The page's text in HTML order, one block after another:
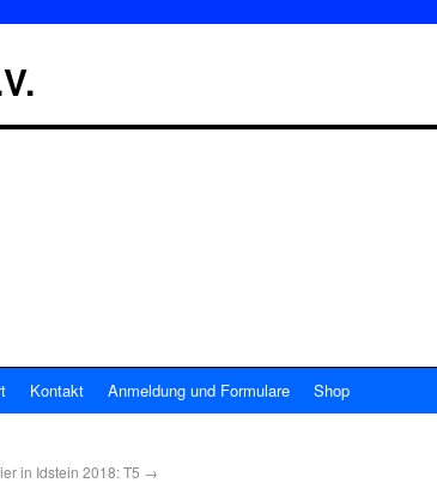
Kontakt Anmeldung und Formulare Shop
in Idstein 2018: T5 →